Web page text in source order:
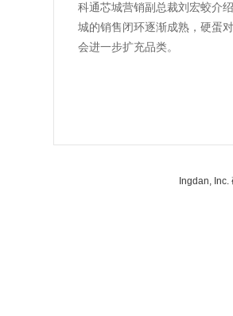
科通芯城营销副总裁刘宏蛟介
城的销售闭环逐渐成熟，硬蛋
会进一步扩充品类。
Ingdan,